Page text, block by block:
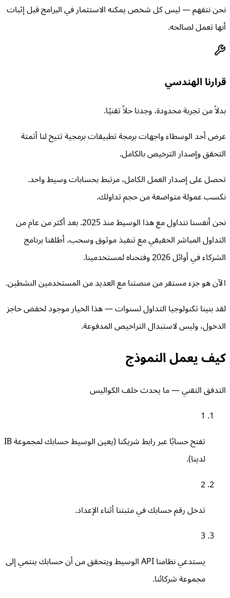
نحن نتفهم — ليس كل شخص يمكنه الاستثمار في البرامج قبل إثبات
أنها تعمل لصالحه.
قرارنا الهندسي
بدلاً من تجربة محدودة، وجدنا حلاً تقنيًا.
عرض أحد الوسطاء واجهات برمجة تطبيقات برمجية تتيح لنا أتمتة
التحقق وإصدار الترخيص بالكامل.
تحصل على إصدار العمل الكامل، مرتبط بحسابات وسيط واحد.
نكسب عمولة متواضعة من حجم تداولك.
نحن أنفسنا نتداول مع هذا الوسيط منذ 2025. بعد أكثر من عام من
التداول المباشر الحقيقي مع تنفيذ موثوق وسحب، أطلقنا برنامج
الشركاء في أوائل 2026 وفتحناه لمستخدمينا.
الآن هو جزء مستقر من منصتنا مع العديد من المستخدمين النشطين.
لقد بنينا تكنولوجيا التداول لسنوات — هذا الخيار موجود لخفض حاجز
الدخول، وليس لاستبدال التراخيص المدفوعة.
كيف يعمل النموذج
التدفق التقني — ما يحدث خلف الكواليس
1
تفتح حسابًا عبر رابط شريكنا (يعين الوسيط حسابك لمجموعة IB
لدينا).
2
تدخل رقم حسابك في مثبتنا أثناء الإعداد.
3
يستدعي نظامنا API الوسيط ويتحقق من أن حسابك ينتمي إلى
مجموعة شركائنا.